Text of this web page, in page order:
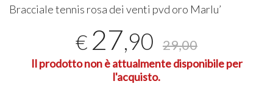
Bracciale tennis rosa dei venti pvd oro Marlu’
€ 27,90 29,00
Il prodotto non è attualmente disponibile per
l'acquisto.